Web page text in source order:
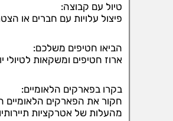
טיול עם קבוצה:
פיצול עלויות עם חברים או
הביאו חטיפים משלכם:
ארוז חטיפים ומשקאות לטיולי
בקרו בפארקים הלאומיים:
חקור את הפארקים הלאומיים
מהעלות של אטרקציות